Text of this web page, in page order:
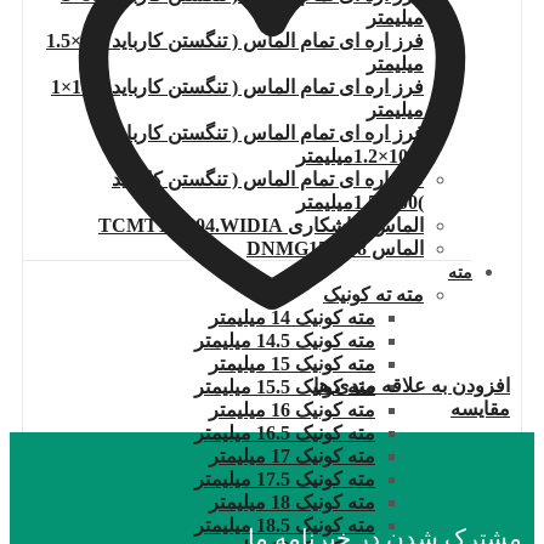
میلیمتر
فرز اره ای تمام الماس ( تنگستن کارباید )80×1.5
میلیمتر
فرز اره ای تمام الماس ( تنگستن کارباید )100×1
میلیمتر
فرز اره ای تمام الماس ( تنگستن کارباید
فرز اره ای تمام الماس ( تنگستن کارباید
)100×1.5میلیمتر
الماس تراشکاری TCMT110204.WIDIA
الماس DNMG150608
مته
مته ته کونیک
مته کونیک 14 میلیمتر
مته کونیک 14.5 میلیمتر
مته کونیک 15 میلیمتر
مته کونیک 15.5 میلیمتر
مته کونیک 16 میلیمتر
مته کونیک 16.5 میلیمتر
مته کونیک 17 میلیمتر
مته کونیک 17.5 میلیمتر
مته کونیک 18 میلیمتر
مته کونیک 18.5 میلیمتر
افزودن به علاقه مندی ها
مقایسه
مشترک شدن در خبرنامه ما